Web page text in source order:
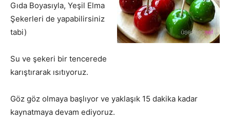
Gıda Boyasıyla, Yeşil Elma
Şekerleri de yapabilirsiniz
tabi)
Su ve şekeri bir tencerede
karıştırarak ısıtıyoruz.
Göz göz olmaya başlıyor ve yaklaşık 15 dakika kadar
kaynatmaya devam ediyoruz.